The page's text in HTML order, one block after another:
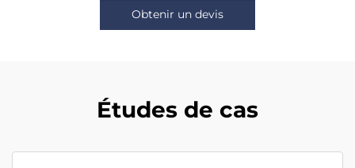
Obtenir un devis
Études de cas